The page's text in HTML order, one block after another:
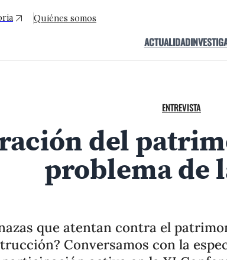
Quiénes somos
ACTUALIDAD
ENTREVISTA
del
problema de
que atentan contra el
Conversamos con la